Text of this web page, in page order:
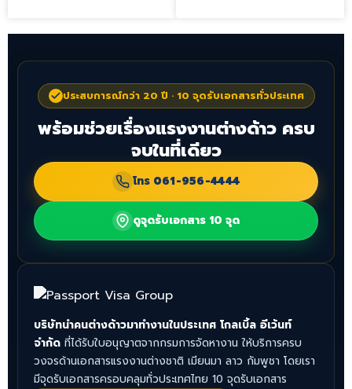
ประสบการณ์กว่า 20 ปี · 10 จุดรับเอกสารทั่วประเทศ
พร้อมช่วยเรื่องแรงงานต่างด้าว ครบ
จบในที่เดียว
โทร 061-956-4444
ดูจุดรับเอกสาร 10 จุด
บริษัทนำคนต่างด้าวมาทำงานในประเทศ โกลเบิ้ล อีเว้นท์
จำกัด ที่ได้รับใบอนุญาตจากกรมการจัดหางาน ให้บริการครบ
วงจรด้านเอกสารแรงงานต่างชาติ เมียนมา ลาว กัมพูชา โดยเรา
มีจุดรับเอกสารครอบคลุมทั่วประเทศไทย 10 จุดรับเอกสาร